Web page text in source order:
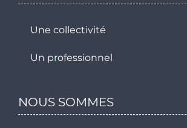
Une collectivité
Un professionnel
NOUS SOMMES